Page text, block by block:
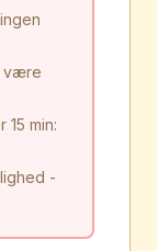
være
min:
-